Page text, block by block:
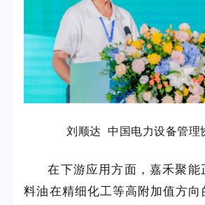
刘顺达 中国电力设备管理
在下游应用方面，嘉禾聚能
料油在精细化工等高附加值方向